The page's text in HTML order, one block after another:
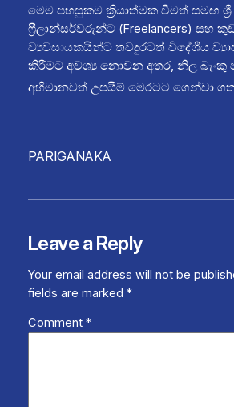
මෙම පහසුකම ක්‍රියාත්මක වීමත් සමඟ ශ්‍රී
ෆ්‍රීලාන්සර්වරුන්ට (Freelancers) සහ
ව්‍යවසායකයින්ට තවදුරටත් විදේශීය
කිරීමට අවශ්‍ය නොවන අතර, නිල බැංකු
අභිමානවත් උපයීම් මෙරටට ගෙන්වා
PARIGANAKA
Leave a Reply
Your email address will not be
fields are marked *
Comment *